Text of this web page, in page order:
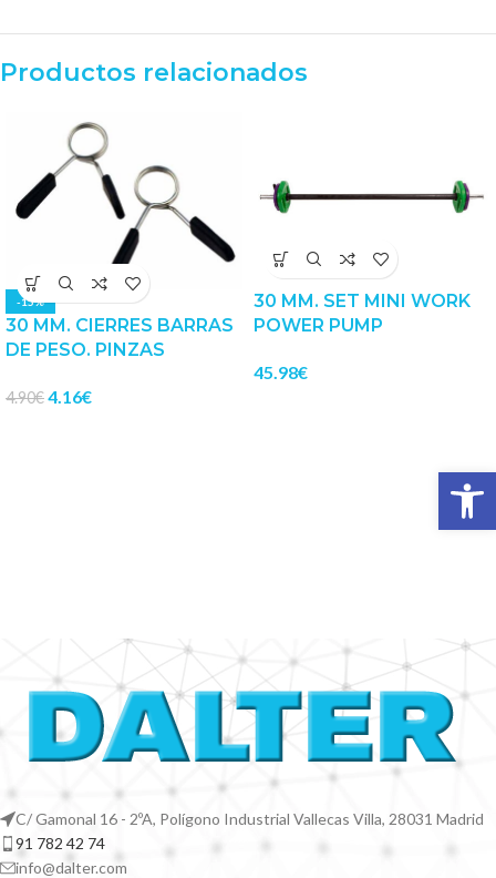
Productos relacionados
-15%
30 MM. CIERRES BARRAS
DE PESO. PINZAS
4.90€4.16€
30 MM. SET MINI WORK
POWER PUMP
45.98€
C/ Gamonal 16 - 2ºA, Polígono Industrial Vallecas Villa, 28031 Madrid
91 782 42 74
info@dalter.com
Abrir